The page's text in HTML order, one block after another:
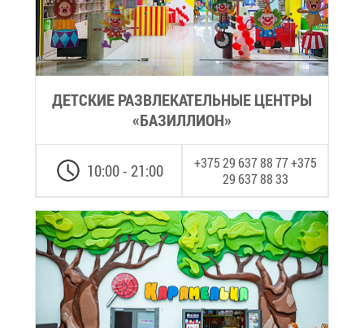
ДЕТ­СКИЕ РАЗ­ВЛЕ­КА­ТЕЛЬ­НЫЕ ЦЕН­ТРЫ
«БА­ЗИЛ­ЛИ­ОН»
+375 29 637 88 77 +375
29 637 88 33
10:00 - 21:00